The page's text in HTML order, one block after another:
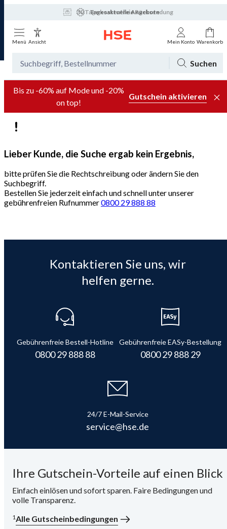
30 Tage kostenfreie Rücksendung
Tagesaktuelle Angebote
Menü Ansicht Mein Konto Warenkorb
Suchen
Bis zu -60% auf Mode und -20%
on top!
Gutschein aktivieren
Lieber Kunde, die Suche ergab kein Ergebnis,
bitte prüfen Sie die Rechtschreibung oder ändern Sie den
Suchbegriff.
Bestellen Sie jederzeit einfach und schnell unter unserer
gebührenfreien Rufnummer0800 29 888 88
Kontaktieren Sie uns, wir
helfen gerne.
Gebührenfreie Bestell-Hotline
0800 29 888 88
Gebührenfreie EASy-Bestellung
0800 29 888 29
24/7 E-Mail-Service
service@hse.de
Ihre Gutschein-Vorteile auf einen Blick
Einfach einlösen und sofort sparen. Faire Bedingungen und
volle Transparenz.
1Alle Gutscheinbedingungen